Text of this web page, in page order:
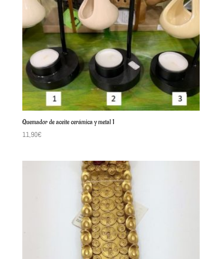
Quemador de aceite cerámica y metal 1
11,90€